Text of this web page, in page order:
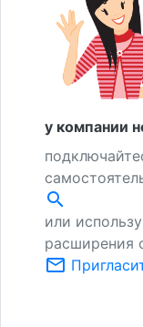
у компании
search
или
расширения
mail_outline